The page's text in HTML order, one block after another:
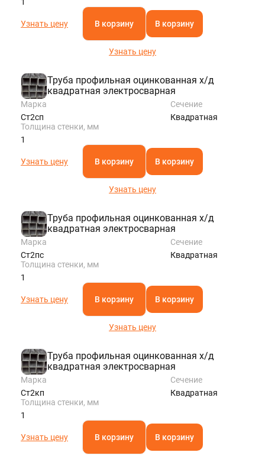
Узнать цену В корзину В корзину
Узнать цену
Труба профильная оцинкованная х/д
квадратная электросварная
Марка
Ст2сп
Сечение
Квадратная
Толщина стенки, мм
1
Узнать цену В корзину В корзину
Узнать цену
Труба профильная оцинкованная х/д
квадратная электросварная
Марка
Ст2пс
Сечение
Квадратная
Толщина стенки, мм
1
Узнать цену В корзину В корзину
Узнать цену
Труба профильная оцинкованная х/д
квадратная электросварная
Марка
Ст2кп
Сечение
Квадратная
Толщина стенки, мм
1
Узнать цену В корзину В корзину